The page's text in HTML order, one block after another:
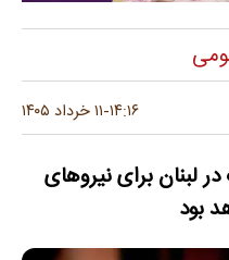
۱۴:۱۶-۱۱ خرداد ۱۴۰۵
لبنان برای نیروهای
بود